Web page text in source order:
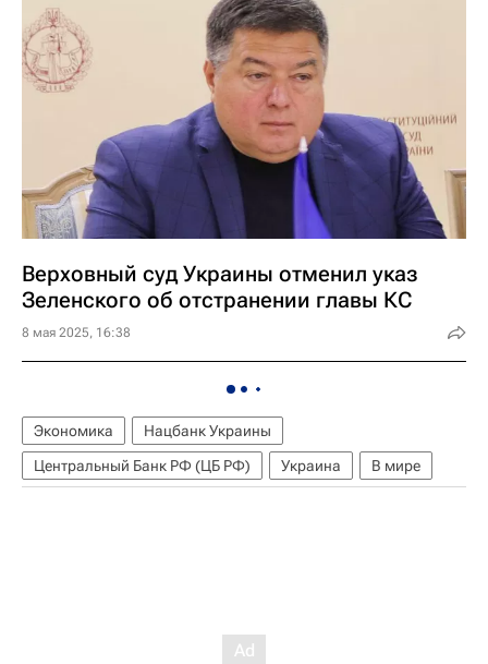
Верховный суд Украины отменил указ
Зеленского об отстранении главы КС
8 мая 2025, 16:38
Экономика
Нацбанк Украины
Центральный Банк РФ (ЦБ РФ)
Украина В мире